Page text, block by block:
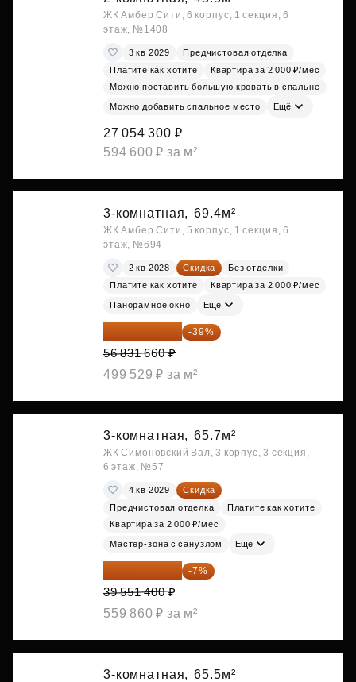
ЖК Амбер Сити, 6 корпус, 1 секция, 6
этаж, №1408
3 кв 2029
Предчистовая отделка
Платите как хотите
Квартира за 2 000 ₽/мес
Можно поставить большую кровать в спальне
Можно добавить спальное место Ещё
27 054 300 ₽
594 600 ₽ за м²
3-комнатная, 69.4м²
ЖК Амбер Сити, 5 корпус, 1 секция, 6
этаж, №694
2 кв 2028 Скидка
Без отделки
Платите как хотите
Квартира за 2 000 ₽/мес
Панорамное окно Ещё
34 667 313 ₽ -39%
56 831 660 ₽
499 529 ₽ за м²
3-комнатная, 65.7м²
ЖК Симоновский Вал, 3 корпус, 3 секция,
6 этаж, №57
4 кв 2029
Скидка
Предчистовая отделка
Платите как хотите
Квартира за 2 000 ₽/мес
Мастер-зона с санузлом Ещё
36 782 802 ₽ -7%
39 551 400 ₽
559 860 ₽ за м²
3-комнатная, 65.5м²